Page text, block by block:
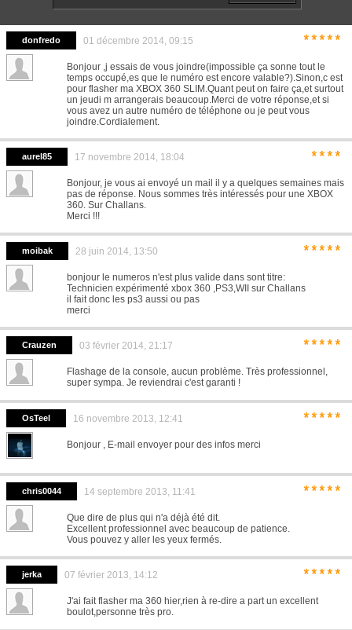
donfredo 01 décembre 2014, 09:15 *****
Bonjour ,j essais de vous joindre(impossible ça sonne tout le
temps occupé,es que le numéro est encore valable?).Sinon,c est
pour flasher ma XBOX 360 SLIM.Quant peut on faire ça,et surtout
un jeudi m arrangerais beaucoup.Merci de votre réponse,et si
vous avez un autre numéro de téléphone ou je peut vous
joindre.Cordialement.
aurel85 17 novembre 2014, 18:04 ****
Bonjour, je vous ai envoyé un mail il y a quelques semaines mais
pas de réponse. Nous sommes très intéressés pour une XBOX
360. Sur Challans.
Merci !!!
moibak 28 juin 2014, 13:50 *****
bonjour le numeros n'est plus valide dans sont titre:
Technicien expérimenté xbox 360 ,PS3,WII sur Challans
il fait donc les ps3 aussi ou pas
merci
Crauzen 03 février 2014, 21:17 *****
Flashage de la console, aucun problème. Très professionnel,
super sympa. Je reviendrai c'est garanti !
OsTeel 16 novembre 2013, 12:41 *****
Bonjour , E-mail envoyer pour des infos merci
chris0044 14 septembre 2013, 11:41 *****
Que dire de plus qui n'a déjà été dit.
Excellent professionnel avec beaucoup de patience.
Vous pouvez y aller les yeux fermés.
jerka 07 février 2013, 14:12 *****
J'ai fait flasher ma 360 hier,rien à re-dire a part un excellent
boulot,personne très pro.